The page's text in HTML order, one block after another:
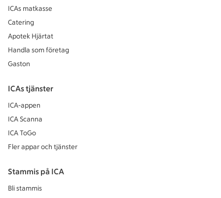
ICAs matkasse
Catering
Apotek Hjärtat
Handla som företag
Gaston
ICAs tjänster
ICA-appen
ICA Scanna
ICA ToGo
Fler appar och tjänster
Stammis på ICA
Bli stammis